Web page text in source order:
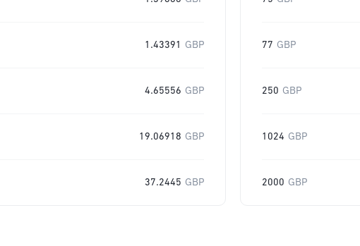
1.43391 GBP
4.65556 GBP
19.06918 GBP
37.2445 GBP
77 GBP
250 GBP
1024 GBP
2000 GBP